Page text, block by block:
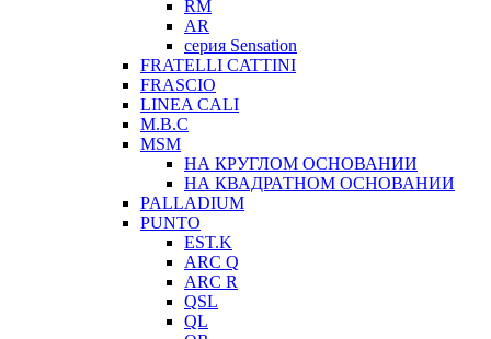
RM
AR
серия Sensation
FRATELLI CATTINI
FRASCIO
LINEA CALI
M.B.C
MSM
НА КРУГЛОМ ОСНОВАНИИ
НА КВАДРАТНОМ ОСНОВАНИИ
PALLADIUM
PUNTO
EST.K
ARC Q
ARC R
QSL
QL